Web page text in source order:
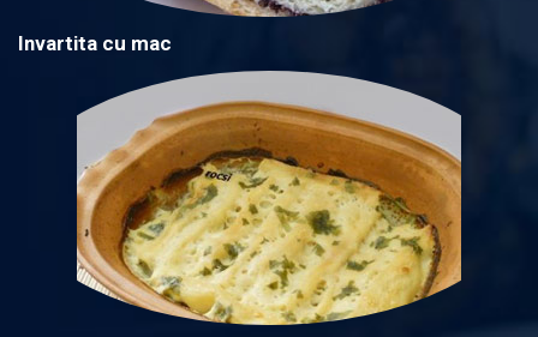
Invartita cu mac